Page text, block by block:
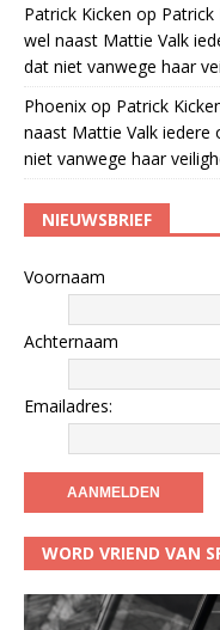
Patrick Kicken op Patrick
wel naast Mattie Valk
dat niet vanwege haar
Phoenix op Patrick
naast Mattie Valk
niet vanwege haar
NIEUWSBRIEF
Voornaam
Achternaam
Emailadres:
WORD VRIEND VAN